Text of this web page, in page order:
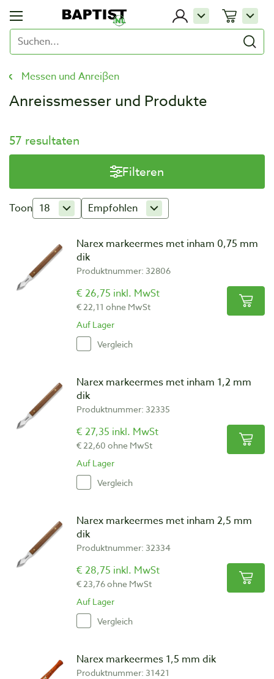
Messen und Anreiβen
Anreissmesser und Produkte
57 resultaten
Filteren
Toon 18 Empfohlen
Narex markeermes met inham 0,75 mm
dik
Produktnummer: 32806
€ 26,75 inkl. MwSt
€ 22,11 ohne MwSt
Auf Lager
Vergleich
Narex markeermes met inham 1,2 mm
dik
Produktnummer: 32335
€ 27,35 inkl. MwSt
€ 22,60 ohne MwSt
Auf Lager
Vergleich
Narex markeermes met inham 2,5 mm
dik
Produktnummer: 32334
€ 28,75 inkl. MwSt
€ 23,76 ohne MwSt
Auf Lager
Vergleich
Narex markeermes 1,5 mm dik
Produktnummer: 31421